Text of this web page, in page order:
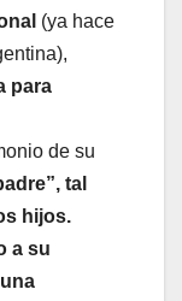
(ya hace
para
de su
tal
hijos.
a su